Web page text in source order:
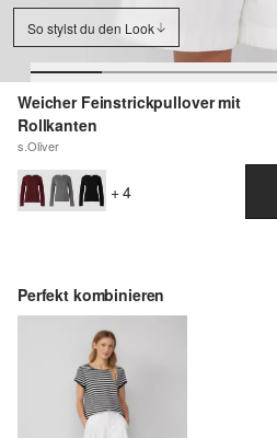
So stylst du den Look
Weicher Feinstrickpullover mit
Rollkanten
s.Oliver
+ 4
Perfekt kombinieren